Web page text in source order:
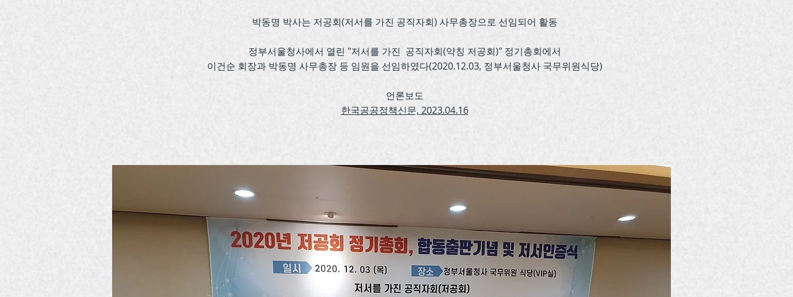
박동명 박사는 저공회(저서를 가진 공직자회) 사무총장으로 선임되어 활동
정부서울청사에서 열린 "저서를 가진 공직자회(약칭 저공회)" 정기총회에서
이건순 회장과 박동명 사무총장 등 임원을 선임하였다(2020.12.03, 정부서울청사 국무위원식당)
언론보도
한국공공정책신문, 2023.04.16